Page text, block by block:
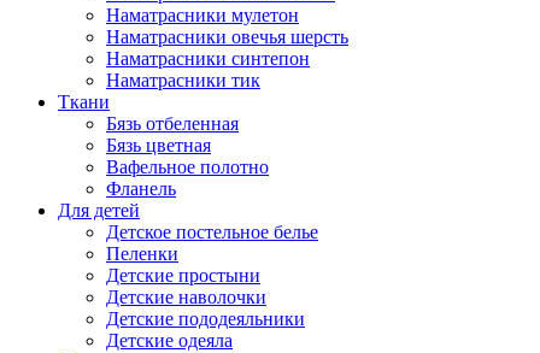
Наматрасники мулетон
Наматрасники овечья шерсть
Наматрасники синтепон
Наматрасники тик
Ткани
Бязь отбеленная
Бязь цветная
Вафельное полотно
Фланель
Для детей
Детское постельное белье
Пеленки
Детские простыни
Детские наволочки
Детские пододеяльники
Детские одеяла